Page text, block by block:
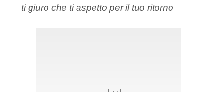
ti giuro che ti aspetto per il tuo ritorno